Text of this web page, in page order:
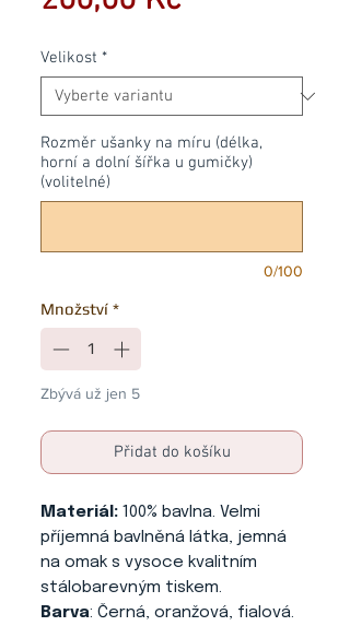
Velikost *
Rozměr ušanky na míru (délka,
horní a dolní šířka u gumičky)
(volitelné)
0/100
Množství *
Zbývá už jen 5
Přidat do košíku
Materiál: 100% bavlna. Velmi
příjemná bavlněná látka, jemná
na omak s vysoce kvalitním
stálobarevným tiskem.
Barva: Černá, oranžová, fialová.